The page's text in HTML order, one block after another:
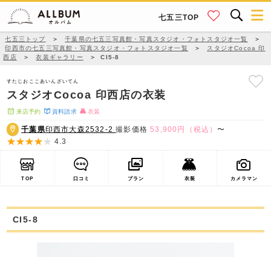
七五三TOP
七五三トップ ＞ 千葉県の七五三写真館・写真スタジオ・フォトスタジオ一覧
＞
印西市の七五三写真館・写真スタジオ・フォトスタジオ一覧
＞
スタジオCocoa 印
西店
＞ 衣装ギャラリー ＞ CI5-8
すたじおここあいんざいてん
スタジオCocoa 印西店の衣装
来店予約 資料請求 衣装
千葉県印西市大森2532-2撮影価格53,900円（税込）〜
4.3
TOP 口コミ プラン 衣装 カメラマン
CI5-8